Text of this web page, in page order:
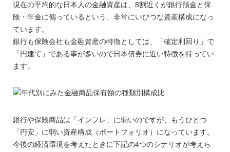
現在の平均的な日本人の金融資産は、8割近くが銀行預金と保
険・年金に偏っているという、非常にいびつな資産構成になっ
ています。
銀行も保険会社も金融資産の特徴としては、「確定利回り」で
「円建て」である事が多いので日本債券に近い特徴を持ってい
ます。
銀行や保険商品は「インフレ」に弱いのですが、もうひとつ
「円安」に弱い資産構成（ポートフォリオ）になっています。
今後の経済環境を考えたときに下記の4つのシナリオが考えら